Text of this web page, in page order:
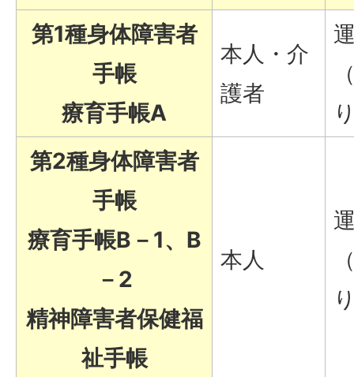
第1種身体障害者
手帳
療育手帳A
本人・介
護者
第2種身体障害者
手帳
療育手帳B－1、B
－2
精神障害者保健福
祉手帳
本人